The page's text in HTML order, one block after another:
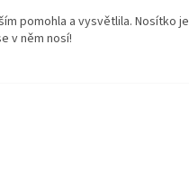
pomohla a vysvětlila. Nosítko je
v něm nosí!